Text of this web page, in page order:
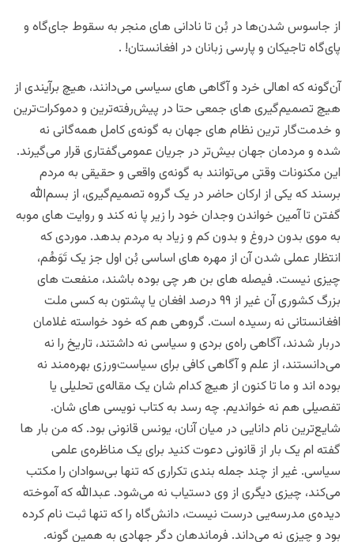
از جاسوس شدن‌ها در بُن تا نادانی های منجر به سقوط جای‌گاه و
پای‌گاه تاجیکان و پارسی زبانان در افغانستان! .
آن‌گونه که اهالی خرد و ‌آگاهی های سیاسی می‌دانند،‌ هیچ برآیندی از
هیچ تصمیم‌گیری های جمعی حتا در پیش‌رفته‌ترین و دموکرات‌ترین
و خدمت‌گار ترین نظام های جهان به گونه‌ی کامل همه‌گانی نه
شده و مردمان جهان بیش‌تر در جریان عمومی‌‌گفتاری قرار می‌‌گیرند.
این مکنونات وقتی می‌توانند به گونه‌ی واقعی ‌و حقیقی به مردم
برسند که یکی از ارکان حاضر در یک‌ گروه تصمیم‌گیری، از بسم‌الله
گفتن تا آمین خواندن وجدان خود را زیر پا نه کند و روایت های مو‌به
به موی بدون دروغ و بدون کم ‌و زیاد به مردم بدهد. موردی که
انتظار عملی شدن آن از مهره های اساسی بُن اول جز یک تَوَهُم،
چیزی نیست. فیصله های بن هر چی بوده باشند، منفعت های
بزرگ کشوری آن غیر از ۹۹ درصد افغان یا پشتون به کسی ملت
افغانستانی نه رسیده است. گروهی هم که خود خواسته غلامان
دربار شدند، آگاهی راه‌ی بردی و‌ سیاسی نه داشتند، تاریخ را نه
می‌دانستند، از علم و آگاهی کافی برای سیاست‌ورزی بهره‌‌مند نه
بوده اند و ما تا کنون از هیچ کدام شان یک مقاله‌ی تحلیلی یا
تفصیلی هم نه خواندیم. چه رسد به کتاب نویسی های شان.
شایع‌ترین نام دانایی در میان آنان، یونس قانونی بود. که من بار ها
گفته ام یک بار از قانونی دعوت کنید برای یک مناظره‌ی علمی
سیاسی.‌ غیر از چند جمله بندی تکراری که تنها بی‌سوادان را مکتب
می‌کند، چیزی دیگری از وی دستیاب نه‌ می‌شود. عبدالله که آموخته
دیده‌ی مدرسه‌یی درست نیست، دانش‌گاه را که تنها ثبت نام کرده
بود و چیزی نه می‌داند. فرماندهان دگر جهادی به همین گونه.